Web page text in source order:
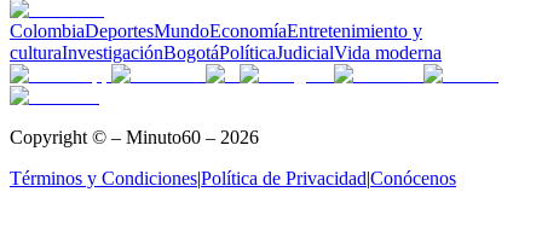
ColombiaDeportesMundoEconomíaEntretenimiento y
culturaInvestigaciónBogotáPolíticaJudicialVida moderna
Copyright © – Minuto60 – 2026
Términos y Condiciones|Política de Privacidad|Conócenos